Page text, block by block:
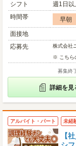
シフト
週1日以
時間帯
早朝
面接地
応募先
株式会社
※ こちら
募集終
詳細を見
アルバイト・パート 未経
【